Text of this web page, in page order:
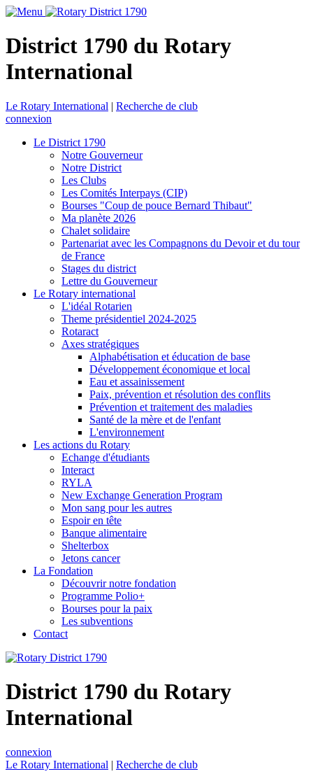
District 1790 du Rotary
International
Le Rotary International | Recherche de club
connexion
Le District 1790
Notre Gouverneur
Notre District
Les Clubs
Les Comités Interpays (CIP)
Bourses "Coup de pouce Bernard Thibaut"
Ma planète 2026
Chalet solidaire
Partenariat avec les Compagnons du Devoir et du tour
de France
Stages du district
Lettre du Gouverneur
Le Rotary international
L'idéal Rotarien
Theme présidentiel 2024-2025
Rotaract
Axes stratégiques
Alphabétisation et éducation de base
Développement économique et local
Eau et assainissement
Paix, prévention et résolution des conflits
Prévention et traitement des maladies
Santé de la mère et de l'enfant
L'environnement
Les actions du Rotary
Echange d'étudiants
Interact
RYLA
New Exchange Generation Program
Mon sang pour les autres
Espoir en tête
Banque alimentaire
Shelterbox
Jetons cancer
La Fondation
Découvrir notre fondation
Programme Polio+
Bourses pour la paix
Les subventions
Contact
District 1790 du Rotary
International
connexion
Le Rotary International | Recherche de club